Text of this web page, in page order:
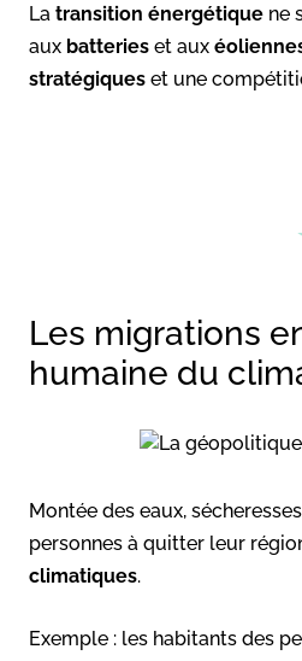
La transition énergétique ne
aux batteries et aux
stratégiques et une
Les migrations
humaine du
Montée des eaux,
personnes à quitter leur
climatiques.
Exemple : les habitants des